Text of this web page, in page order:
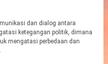
dan dialog antara
ketegangan politik, dimana
mengatasi perbedaan dan